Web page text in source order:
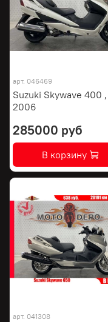
арт. 046469
Suzuki Skywave 400 ,
2006
285000 руб
В корзину
арт. 041308